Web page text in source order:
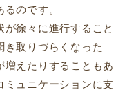
のです。
徐々に進行すること
き取りづらくなった
増えたりすることもあ
ミュニケーションに支